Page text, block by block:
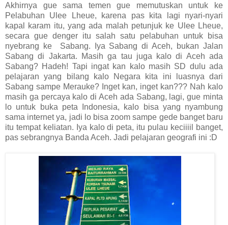
Akhirnya gue sama temen gue memutuskan untuk ke
Pelabuhan Ulee Lheue, karena pas kita lagi nyari-nyari
kapal karam itu, yang ada malah petunjuk ke Ulee Lheue,
secara gue denger itu salah satu pelabuhan untuk bisa
nyebrang ke Sabang. Iya Sabang di Aceh, bukan Jalan
Sabang di Jakarta. Masih ga tau juga kalo di Aceh ada
Sabang? Hadeh! Tapi ingat kan kalo masih SD dulu ada
pelajaran yang bilang kalo Negara kita ini luasnya dari
Sabang sampe Merauke? Inget kan, inget kan??? Nah kalo
masih ga percaya kalo di Aceh ada Sabang, lagi, gue minta
lo untuk buka peta Indonesia, kalo bisa yang nyambung
sama internet ya, jadi lo bisa zoom sampe gede banget baru
itu tempat keliatan. Iya kalo di peta, itu pulau keciiiil banget,
pas sebrangnya Banda Aceh. Jadi pelajaran geografi ini :D